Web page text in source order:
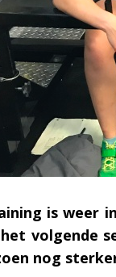
is weer
volgende
nog